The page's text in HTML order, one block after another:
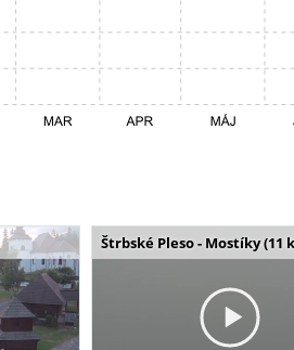
Štrbské Pleso - Mostíky (11